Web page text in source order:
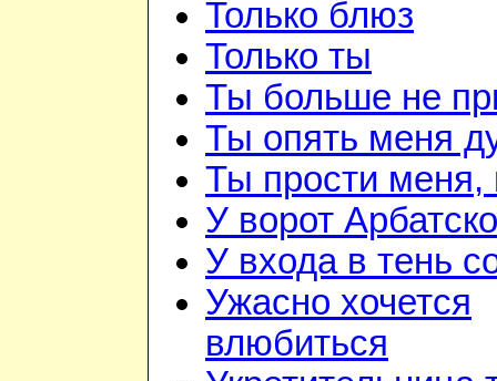
Только блюз
Только ты
Ты больше не
Ты опять меня
Ты прости
У ворот
У входа в тень
Ужасно хочется
влюбиться